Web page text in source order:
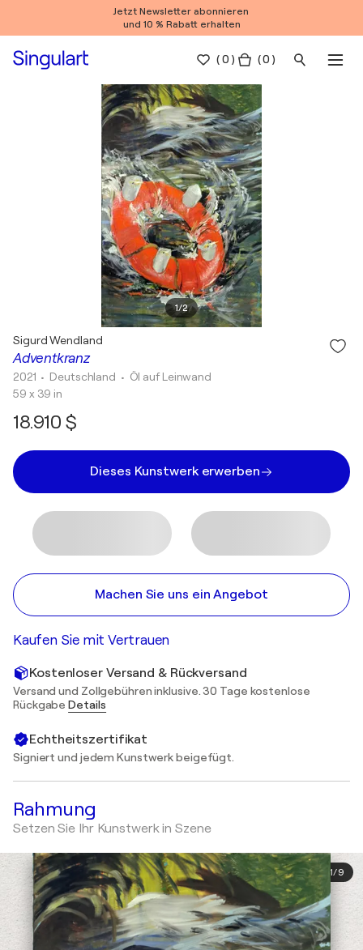
Jetzt Newsletter abonnieren
und 10 % Rabatt erhalten
(0 ) ( 0 )
1/2
Adventkranz
Sigurd Wendland
2021 • Deutschland • Öl auf Leinwand
59 x 39 in
18.910 $
Dieses Kunstwerk erwerben
Machen Sie uns ein Angebot
Kaufen Sie mit Vertrauen
Kostenloser Versand & Rückversand
Versand und Zollgebühren inklusive. 30 Tage kostenlose
RückgabeDetails
Echtheitszertifikat
Signiert und jedem Kunstwerk beigefügt.
Rahmung
Setzen Sie Ihr Kunstwerk in Szene
1/9